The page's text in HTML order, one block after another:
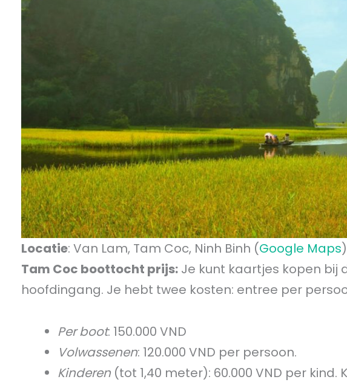
Locatie: Van Lam, Tam Coc, Ninh Binh (Google Maps)
Tam Coc boottocht prijs: Je kunt kaartjes kopen bij
hoofdingang. Je hebt twee kosten: entree per
Per boot: 150.000 VND
Volwassenen: 120.000 VND per persoon.
Kinderen (tot 1,40 meter): 60.000 VND per